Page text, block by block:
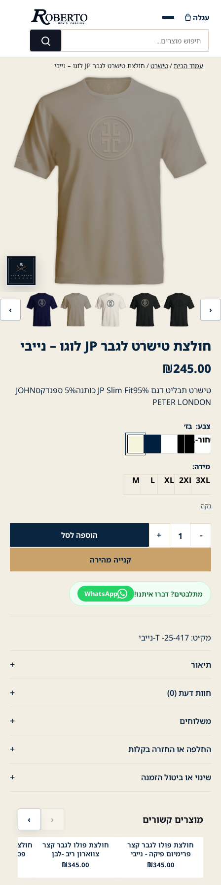
content
חיפוש מוצרים...
חיפוש
עגלה
עמוד הבית/טישרט/ חולצת טישרט לגבר JP לוגו – נייבי
‹ ›
חולצת טישרט לגבר JP לוגו – נייבי
₪245.00
טישרט תבליט דגם JP Slim Fit95% כותנה5% ספנדקסJOHN
PETER LONDON
צבע בז׳
מידה
M L XL 2XL 3XL
נקה
-
של
לוגו
+ הוספה לסל
קנייה מהירה
מתלבטים? דברו איתנו! WhatsApp
מק״ט: T -25-417-נייבי
תיאור
חוות דעת (0)
משלוחים
החלפה או החזרה בקלות
שינוי או ביטול הזמנה
מוצרים קשורים ‹ ›
נייבי לבן שחור
חולצת פולו לגבר קצר
פרימיום פיקה - נייבי
₪345.00
לבן שחורתכלתירוק בהיר
בז׳
תפוח
Mustard
ליים 1
חולצת פולו לגבר קצר
צווארון ריב -לבן
₪345.00
פסי